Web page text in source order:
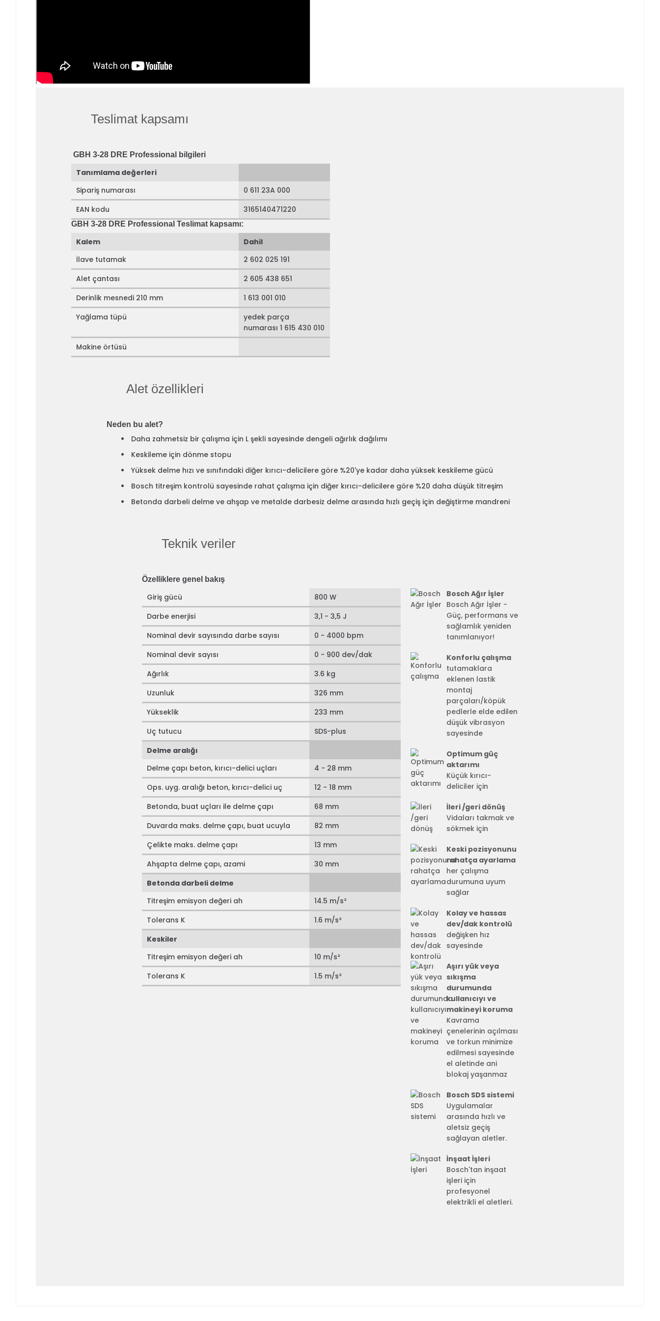
Teslimat kapsamı
GBH 3-28 DRE Professional bilgileri
Tanımlama değerleri
Sipariş numarası
0 611 23A 000
EAN kodu
3165140471220
GBH 3-28 DRE Professional Teslimat kapsamı:
Kalem
Dahil
İlave tutamak
2 602 025 191
Alet çantası
2 605 438 651
Derinlik mesnedi 210 mm
1 613 001 010
Yağlama tüpü
yedek parça
numarası 1 615 430 010
Makine örtüsü
Alet özellikleri
Neden bu alet?
Daha zahmetsiz bir çalışma için L şekli sayesinde dengeli ağırlık dağılımı
Keskileme için dönme stopu
Yüksek delme hızı ve sınıfındaki diğer kırıcı-delicilere göre %20'ye kadar daha yüksek keskileme gücü
Bosch titreşim kontrolü sayesinde rahat çalışma için diğer kırıcı-delicilere göre %20 daha düşük titreşim
Betonda darbeli delme ve ahşap ve metalde darbesiz delme arasında hızlı geçiş için değiştirme mandreni
Teknik veriler
Özelliklere genel bakış
Giriş gücü
800 W
Darbe enerjisi
3,1 - 3,5 J
Nominal devir sayısında darbe sayısı
0 - 4000 bpm
Nominal devir sayısı
0 - 900 dev/dak
Ağırlık
3.6 kg
Uzunluk
326 mm
Yükseklik
233 mm
Uç tutucu
SDS-plus
Delme aralığı
Delme çapı beton, kırıcı-delici uçları
4 - 28 mm
Ops. uyg. aralığı beton, kırıcı-delici uç
12 - 18 mm
Betonda, buat uçları ile delme çapı
68 mm
Duvarda maks. delme çapı, buat ucuyla
82 mm
Çelikte maks. delme çapı
13 mm
Ahşapta delme çapı, azami
30 mm
Betonda darbeli delme
Titreşim emisyon değeri ah
14.5 m/s²
Tolerans K
1.6 m/s²
Keskiler
Titreşim emisyon değeri ah
10 m/s²
Tolerans K
1.5 m/s²
Bosch Ağır İşler
Bosch Ağır İşler -
Güç, performans ve
sağlamlık yeniden
tanımlanıyor!
Konforlu çalışma
tutamaklara
eklenen lastik
montaj
parçaları/köpük
pedlerle elde edilen
düşük vibrasyon
sayesinde
Optimum güç
aktarımı
Küçük kırıcı-
deliciler için
İleri /geri dönüş
Vidaları takmak ve
sökmek için
Keski pozisyonunu
rahatça ayarlama
her çalışma
durumuna uyum
sağlar
Kolay ve hassas
dev/dak kontrolü
değişken hız
sayesinde
Aşırı yük veya
sıkışma
durumunda
kullanıcıyı ve
makineyi koruma
Kavrama
çenelerinin açılması
ve torkun minimize
edilmesi sayesinde
el aletinde ani
blokaj yaşanmaz
Bosch SDS sistemi
Uygulamalar
arasında hızlı ve
aletsiz geçiş
sağlayan aletler.
İnşaat İşleri
Bosch'tan inşaat
işleri için
profesyonel
elektrikli el aletleri.